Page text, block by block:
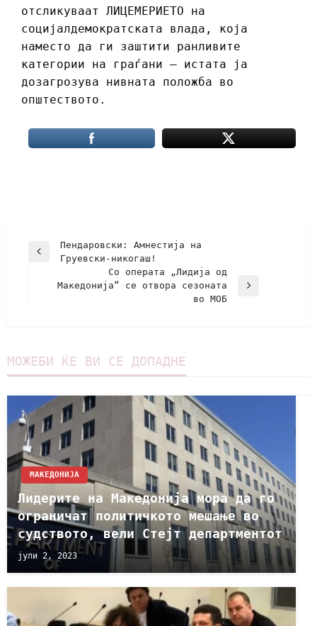
отсликуваат ЛИЦЕМЕРИЕТО на
социјалдемократската влада, која
наместо да ги заштити ранливите
категории на граѓани – истата ја
дозагрозува нивната положба во
општеството.
Пендаровски: Амнестија на
Груевски-никогаш!
Со операта „Лидија од
Македонија“ се отвора сезоната
во МОБ
МОЖЕБИ ЌЕ ВИ СЕ ДОПАДНЕ
МАКЕДОНИЈА
Лидерите на Македонија мора да го
ограничат политичкото мешање во
судството, вели Стејт департментот
јули 2, 2023